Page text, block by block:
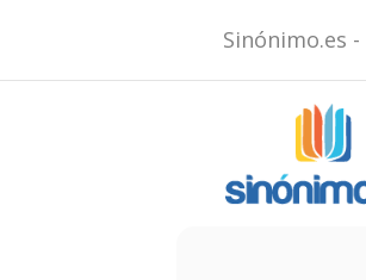
Sinónimo.es -